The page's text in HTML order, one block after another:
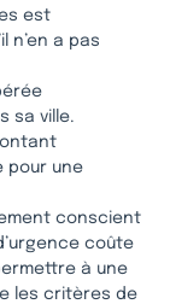
est
n’en a pas
sa ville.
pour une
conscient
coûte
à une
les critères de